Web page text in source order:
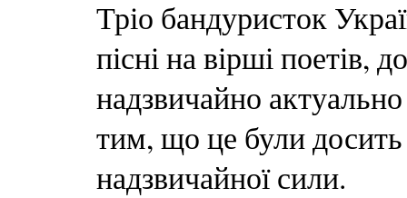
Тріо бандуристок
пісні на вірші поетів,
надзвичайно
тим, що це були
надзвичайної сили.